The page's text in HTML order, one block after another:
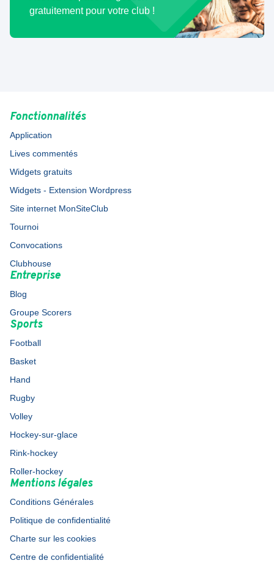
gratuitement pour votre club !
Fonctionnalités
Application
Lives commentés
Widgets gratuits
Widgets - Extension Wordpress
Site internet MonSiteClub
Tournoi
Convocations
Clubhouse
Entreprise
Blog
Groupe Scorers
Sports
Football
Basket
Hand
Rugby
Volley
Hockey-sur-glace
Rink-hockey
Roller-hockey
Mentions légales
Conditions Générales
Politique de confidentialité
Charte sur les cookies
Centre de confidentialité